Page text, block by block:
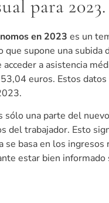
para 2023.
en 2023 es un
supone una subida
a asistencia
euros. Estos
sólo una parte del
del trabajador. Esto
se basa en los
estar bien